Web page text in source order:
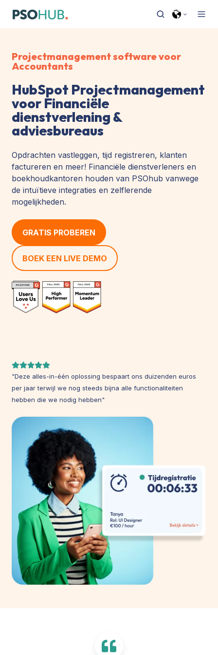
Projectmanagement software voor
Accountants
HubSpot Projectmanagement
voor Financiële
dienstverlening &
adviesbureaus
Opdrachten vastleggen, tijd registreren, klanten
factureren en meer! Financiële dienstverleners en
boekhoudkantoren houden van PSOhub vanwege
de intuïtieve integraties en zelflerende
mogelijkheden.
GRATIS PROBEREN
BOEK EEN LIVE DEMO
"Deze alles-in-één oplossing bespaart ons duizenden euros
per jaar terwijl we nog steeds bijna alle functionaliteiten
hebben die we nodig hebben"